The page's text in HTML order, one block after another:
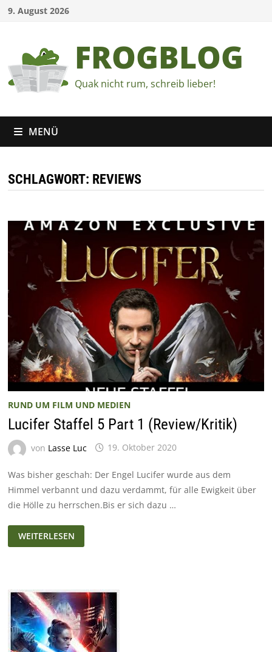
Zum9. August 2026
FROGBLOG
Quak nicht rum, schreib lieber!
MENÜ
SCHLAGWORT: REVIEWS
RUND UM FILM UND MEDIEN
Lucifer Staffel 5 Part 1 (Review/Kritik)
von Lasse Luc 19. Oktober 2020
Was bisher geschah: Der Engel Lucifer wurde aus dem
Himmel verbannt und dazu verdammt, für alle Ewigkeit über
die Hölle zu herrschen.Bis er sich dazu …
LUCIFER
STAFFEL
5
WEITERLESEN